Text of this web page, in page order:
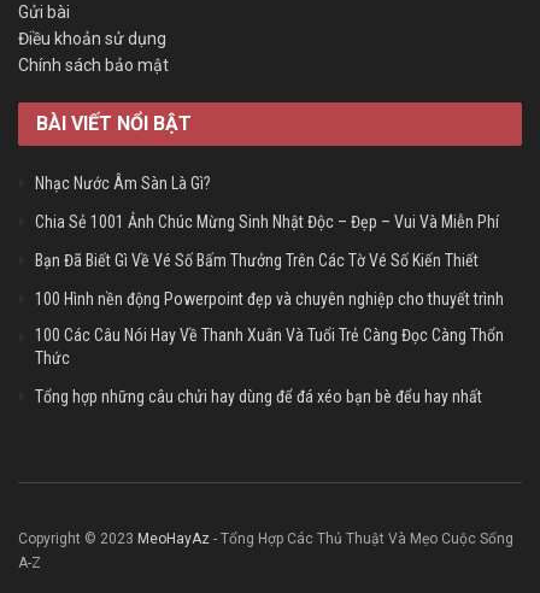
Gửi bài
Điều khoản sử dụng
Chính sách bảo mật
BÀI VIẾT NỔI BẬT
Nhạc Nước Âm Sàn Là Gì?
Chia Sẻ 1001 Ảnh Chúc Mừng Sinh Nhật Độc – Đẹp – Vui Và Miễn Phí
Bạn Đã Biết Gì Về Vé Số Bấm Thưởng Trên Các Tờ Vé Số Kiến Thiết
100 Hình nền động Powerpoint đẹp và chuyên nghiệp cho thuyết trình
100 Các Câu Nói Hay Về Thanh Xuân Và Tuổi Trẻ Càng Đọc Càng Thổn
Thức
Tổng hợp những câu chửi hay dùng để đá xéo bạn bè đểu hay nhất
Copyright © 2023 MeoHayAz - Tổng Hợp Các Thủ Thuật Và Mẹo Cuộc Sống
A-Z